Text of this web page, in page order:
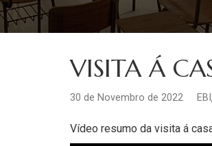
VISITA Á
30 de Novembro de 2022 EBI
Vídeo resumo da visita á